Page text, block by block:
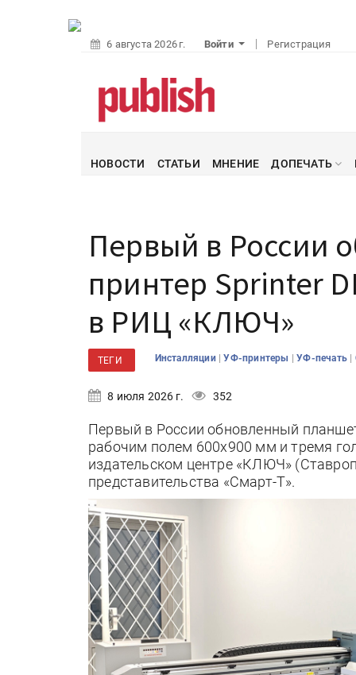
6 августа 2026 г. Войти Регистрация
НОВОСТИ СТАТЬИ МНЕНИЕ ДОПЕЧАТЬ
Первый в России
принтер Sprinter
в РИЦ «КЛЮЧ»
ТЕГИ Инсталляции |УФ-принтеры |УФ-печать |
8 июля 2026 г. 352
Первый в России обновленный
рабочим полем 600х900 мм и тремя
издательском центре «КЛЮЧ»
представительства «Смарт-Т».